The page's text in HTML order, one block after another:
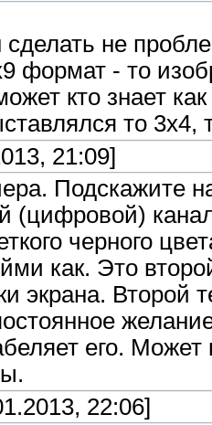
сделать не
формат - то
кто знает
то 3х4,
21:09]
Подскажите
(цифровой)
черного
как. Это
экрана. Второй
его. Может
22:06]